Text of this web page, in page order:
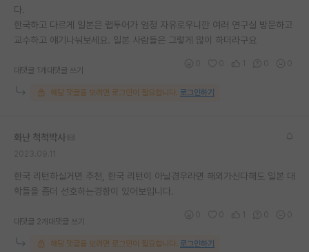
다.
한국하고 다르게 일본은 랩투어가 엄청 자유로우니깐 여러 연구실 방문하고
교수하고 얘기나눠보세요. 일본 사람들은 그렇게 많이 하더라구요
대댓글 1개 대댓글 쓰기
해당 댓글을 보려면 로그인이 필요합니다. 로그인하기
화난 척척박사
한국 리턴하실거면 추천, 한국 리턴이 아닐경우라면 해외가신다해도 일본 대
학들을 좀더 선호하는경향이 있어보입니다.
대댓글 2개 대댓글 쓰기
해당 댓글을 보려면 로그인이 필요합니다. 로그인하기